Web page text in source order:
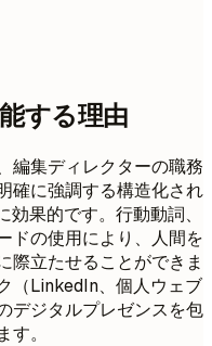
する理由
編集ディレクターの職務
確に強調する構造化され
効果的です。行動動詞、
ドの使用により、人間を
際立たせることができま
（LinkedIn、個人ウェブ
デジタルプレゼンスを包
。